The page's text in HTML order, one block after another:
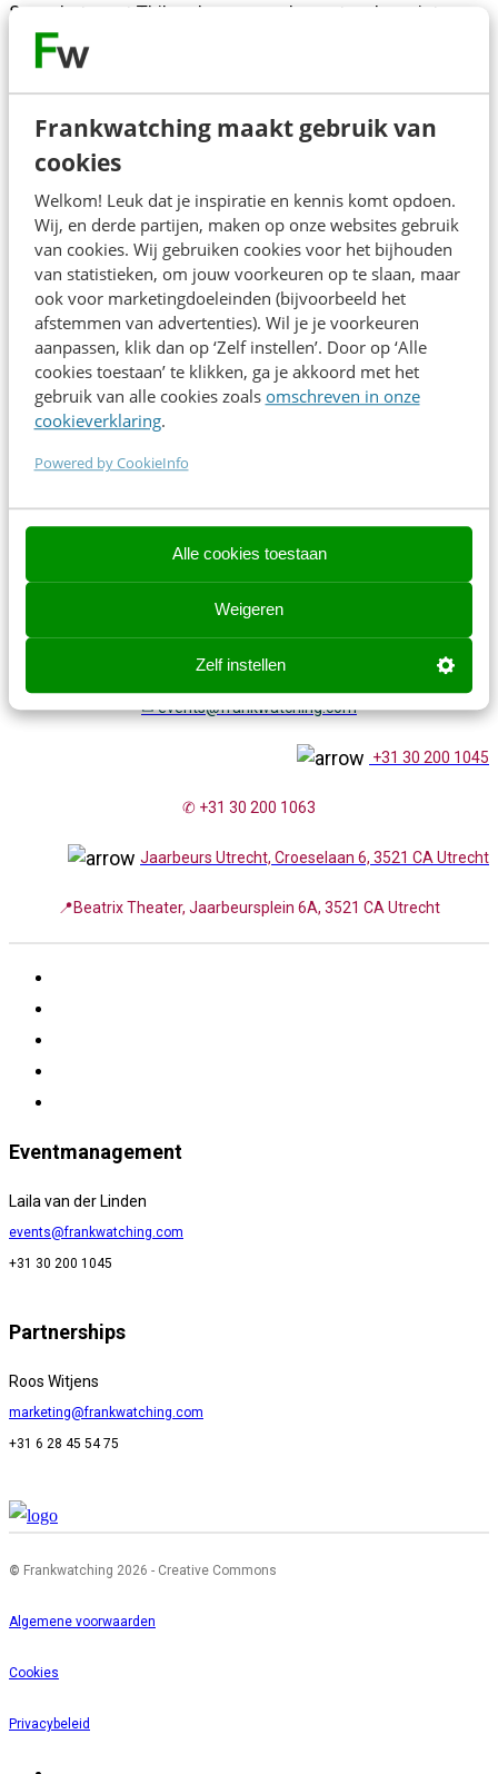
Frankwatching maakt gebruik van
cookies
Welkom! Leuk dat je inspiratie en kennis komt opdoen.
Wij, en derde partijen, maken op onze websites gebruik
van cookies. Wij gebruiken cookies voor het bijhouden
van statistieken, om jouw voorkeuren op te slaan, maar
ook voor marketingdoeleinden (bijvoorbeeld het
afstemmen van advertenties). Wil je je voorkeuren
aanpassen, klik dan op ‘Zelf instellen’. Door op ‘Alle
cookies toestaan’ te klikken, ga je akkoord met het
gebruik van alle cookies zoals omschreven in onze
cookieverklaring.
Powered by CookieInfo
Alle cookies toestaan
Weigeren
Zelf instellen
Snapchat weet Thibo als geen ander wat wel en niet
werkt binnen short-form content.
Over de spreker
Thibo Brockbernd is content creator en oprichter van
ShortsLab. Met meer dan 1 miljoen volgers en honderden
miljoenen views helpt hij bedrijven groeien via short form
content die écht scoort op TikTok, Instagram, YouTube en
Snapchat.
Contact opnemen? We helpen je graag!
Contact opnemen? We helpen je graag!
events@frankwatching.com
✉events@frankwatching.com
+31 30 200 1045
✆ +31 30 200 1063
Jaarbeurs Utrecht, Croeselaan 6, 3521 CA Utrecht
📍Beatrix Theater, Jaarbeursplein 6A, 3521 CA Utrecht
Eventmanagement
Laila van der Linden
events@frankwatching.com
+31 30 200 1045
Partnerships
Roos Witjens
marketing@frankwatching.com
+31 6 28 45 54 75
© Frankwatching 2026 - Creative Commons
Algemene voorwaarden
Cookies
Privacybeleid